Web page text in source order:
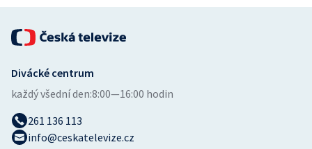
Ostatní
Divácké centrum
každý všední den:8:00—16:00 hodin
261 136 113
info@ceskatelevize.cz